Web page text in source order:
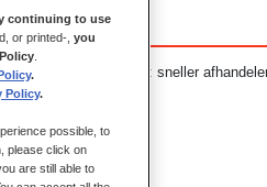
heeft vele voordelen: sneller
en meer.
continuing to use
or printed-, you
.
Policy.
possible, to
please click on
are still able to